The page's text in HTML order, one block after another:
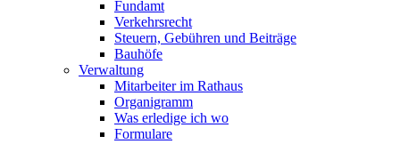
Fundamt
Verkehrsrecht
Steuern, Gebühren und Beiträge
Bauhöfe
Verwaltung
Mitarbeiter im Rathaus
Organigramm
Was erledige ich wo
Formulare